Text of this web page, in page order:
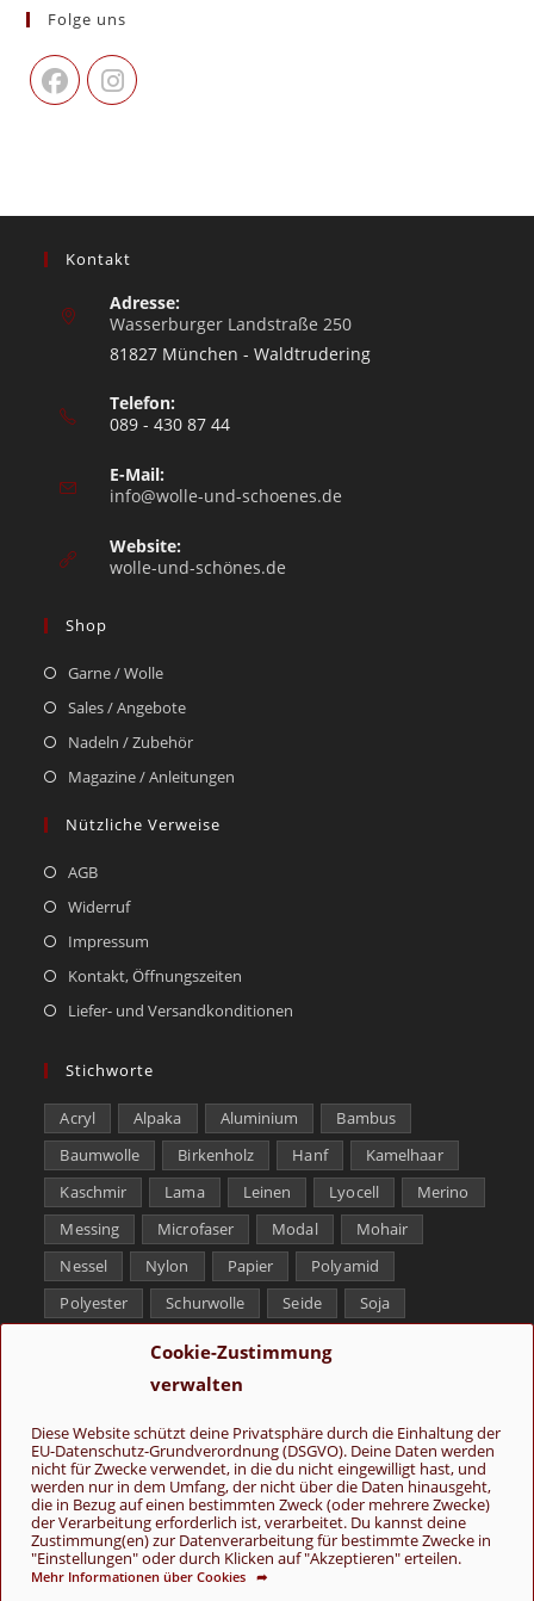
Cookie-Zustimmung
verwalten
Diese Website schützt deine Privatsphäre durch die Einhaltung der
EU-Datenschutz-Grundverordnung (DSGVO). Deine Daten werden
nicht für Zwecke verwendet, in die du nicht eingewilligt hast, und
werden nur in dem Umfang, der nicht über die Daten hinausgeht,
die in Bezug auf einen bestimmten Zweck (oder mehrere Zwecke)
der Verarbeitung erforderlich ist, verarbeitet. Du kannst deine
Zustimmung(en) zur Datenverarbeitung für bestimmte Zwecke in
"Einstellungen" oder durch Klicken auf "Akzeptieren" erteilen.
Mehr Informationen über Cookies ➦
Folge uns
Kontakt
Adresse:
Wasserburger Landstraße 250
81827 München - Waldtrudering
Telefon:
089 - 430 87 44
E-Mail:
info@wolle-und-schoenes.de
Website:
wolle-und-schönes.de
Shop
Garne / Wolle
Sales / Angebote
Nadeln / Zubehör
Magazine / Anleitungen
Nützliche Verweise
AGB
Widerruf
Impressum
Kontakt, Öffnungszeiten
Liefer- und Versandkonditionen
Stichworte
Acryl Alpaka Aluminium
Bambus
Baumwolle
Birkenholz Hanf
Kamelhaar
Kaschmir
Lama Leinen Lyocell
Merino
Messing
Microfaser Modal
Mohair
Nessel
Nylon Papier
Polyamid
Polyester
Schurwolle Seide
Soja
Tencel
Yak
Folge uns